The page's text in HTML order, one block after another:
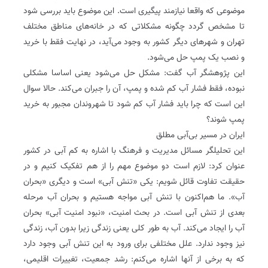
موضوعی که واقعا نیازمند پیگیری است. این موضوع باید بررسی شود
تا مشخص گردد چگونه مشکلاتی که در خانه‌های مناطق مختلف
تهران و شهرهای دیگر کشور به وجود می‌آید، در نهایت فقط با خرید
و نصب یک پمپ حل می‌شود.
این پژوهشگر آب گفت: مشکل حل می‌شود یعنی اساسا مشکلی
نبوده، فقط فشار آب کم شده و پمپ، آن را جبران می‌کند. حالا سوال
این است که چرا باید فشار آب کم شود تا شهروندان مجبور به خرید
پمپ شوند؟
ایران در مسیر بی‌آبی مطلق
این تحلیلگر مسائل مدیریت و فرهنگ با اشاره به کم‌ آبی در کشور
عنوان کرد: لازم است دو موضوع مهم را از هم تفکیک کنیم و در
حقیقت تفاوت قائل شویم: یکی «تنش آبی» است و دیگری «بحران
آب». ما هم‌اکنون با تنش آبی مواجه ‌هستیم و بحران آب مرحله
بعدی از تنش آبی است. در بحث امنیت، «نبود امنیت آبی» بحران
آب را ایجاد می‌کند. آب به ‌طور کلی یعنی زندگی زیرا بدون آب، زندگی
نیز وجود ندارد. علل مختلفی برای ورود به این تنش آبی وجود دارد
که به برخی از آنها اشاره می‌کنم: رشد جمعیت، تغییرات اقلیمی،